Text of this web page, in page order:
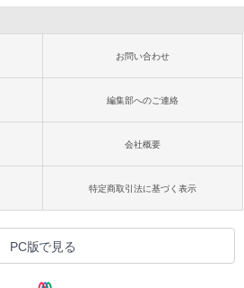
お問い合わせ
編集部へのご連絡
会社概要
特定商取引法に基づく表示
PC版で見る